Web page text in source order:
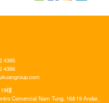
4365
4366
樓
Comercial Nam Tung, 16&19 Andar,